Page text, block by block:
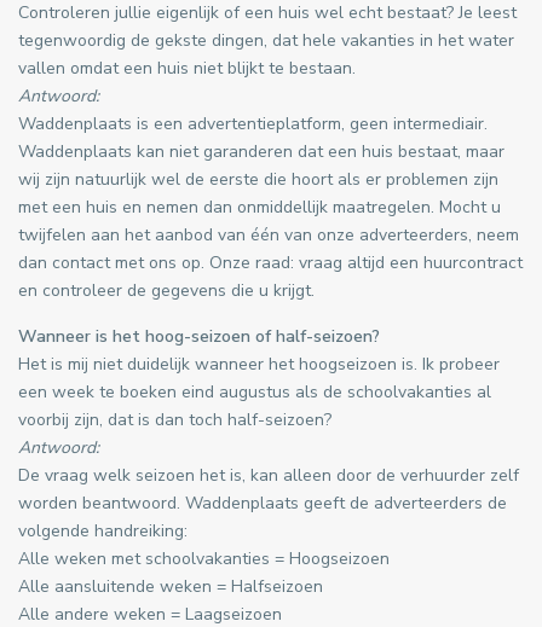
Controleren jullie eigenlijk of een huis wel echt bestaat? Je leest
tegenwoordig de gekste dingen, dat hele vakanties in het water
vallen omdat een huis niet blijkt te bestaan.
Antwoord:
Waddenplaats is een advertentieplatform, geen intermediair.
Waddenplaats kan niet garanderen dat een huis bestaat, maar
wij zijn natuurlijk wel de eerste die hoort als er problemen zijn
met een huis en nemen dan onmiddellijk maatregelen. Mocht u
twijfelen aan het aanbod van één van onze adverteerders, neem
dan contact met ons op. Onze raad: vraag altijd een huurcontract
en controleer de gegevens die u krijgt.
Wanneer is het hoog-seizoen of half-seizoen?
Het is mij niet duidelijk wanneer het hoogseizoen is. Ik probeer
een week te boeken eind augustus als de schoolvakanties al
voorbij zijn, dat is dan toch half-seizoen?
Antwoord:
De vraag welk seizoen het is, kan alleen door de verhuurder zelf
worden beantwoord. Waddenplaats geeft de adverteerders de
volgende handreiking:
Alle weken met schoolvakanties = Hoogseizoen
Alle aansluitende weken = Halfseizoen
Alle andere weken = Laagseizoen